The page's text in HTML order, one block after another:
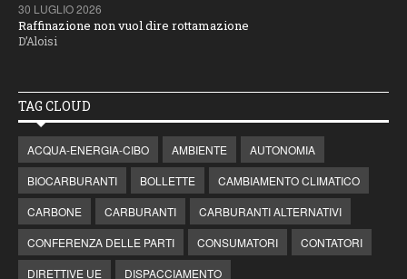
30 LUGLIO 2026
Raffinazione non vuol dire rottamazione
D’Aloisi
TAG CLOUD
ACQUA-ENERGIA-CIBO AMBIENTE
AUTONOMIA
BIOCARBURANTI
BOLLETTE
CAMBIAMENTO CLIMATICO
CARBONE
CARBURANTI
CARBURANTI ALTERNATIVI
CONFERENZA DELLE PARTI
CONSUMATORI
CONTATORI
DIRETTIVE UE
DISPACCIAMENTO